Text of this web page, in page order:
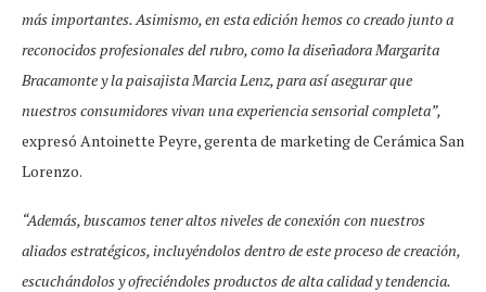
más importantes. Asimismo, en esta edición hemos co creado junto a
reconocidos profesionales del rubro, como la diseñadora Margarita
Bracamonte y la paisajista Marcia Lenz, para así asegurar que
nuestros consumidores vivan una experiencia sensorial completa”,
expresó Antoinette Peyre, gerenta de marketing de Cerámica San
Lorenzo.
“Además, buscamos tener altos niveles de conexión con nuestros
aliados estratégicos, incluyéndolos dentro de este proceso de creación,
escuchándolos y ofreciéndoles productos de alta calidad y tendencia.